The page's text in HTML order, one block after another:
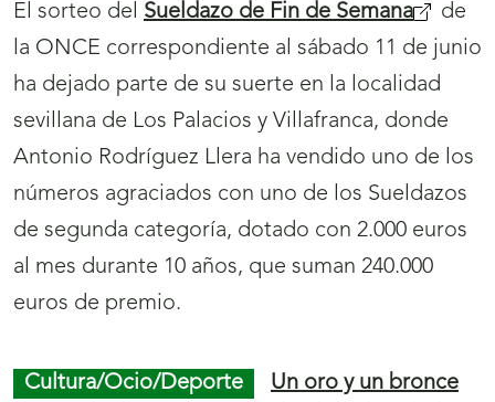
i
ó
n
N
o
t
i
c
i
i
ó
n
N
o
t
i
c
i
El sorteo del Sueldazo de Fin de Semana
de
la ONCE correspondiente al sábado 11 de junio
ha dejado parte de su suerte en la localidad
sevillana de Los Palacios y Villafranca, donde
Antonio Rodríguez Llera ha vendido uno de los
números agraciados con uno de los Sueldazos
de segunda categoría, dotado con 2.000 euros
al mes durante 10 años, que suman 240.000
euros de premio.
Cultura/Ocio/Deporte
Un oro y un bronce